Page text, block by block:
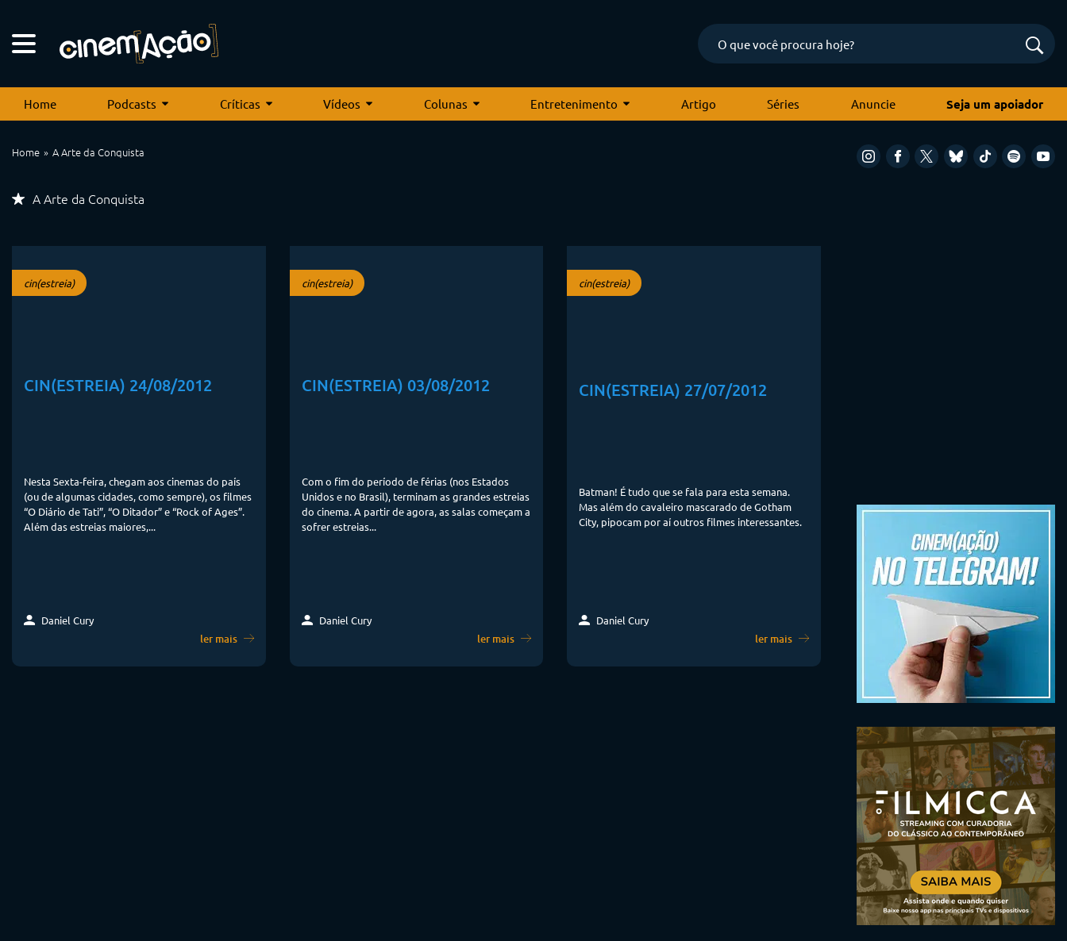
Home Podcasts Críticas Vídeos Colunas Entretenimento Artigo Séries Anuncie Seja um apoiador
Home A Arte da Conquista
A Arte da Conquista
cin(estreia)
CIN(ESTREIA) 24/08/2012
Nesta Sexta-feira, chegam aos cinemas do país
(ou de algumas cidades, como sempre), os filmes
“O Diário de Tati”, “O Ditador” e “Rock of Ages”.
Além das estreias maiores,...
Daniel Cury
ler mais
cin(estreia)
CIN(ESTREIA) 03/08/2012
Com o fim do período de férias (nos Estados
Unidos e no Brasil), terminam as grandes estreias
do cinema. A partir de agora, as salas começam a
sofrer estreias...
Daniel Cury
ler mais
cin(estreia)
CIN(ESTREIA) 27/07/2012
Batman! É tudo que se fala para esta semana.
Mas além do cavaleiro mascarado de Gotham
City, pipocam por aí outros filmes interessantes.
Daniel Cury
ler mais